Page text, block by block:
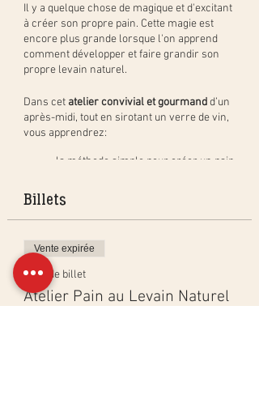
Il y a quelque chose de magique et d'excitant
à créer son propre pain. Cette magie est
encore plus grande lorsque l'on apprend
comment développer et faire grandir son
propre levain naturel.
Dans cet atelier convivial et gourmandd’un
après-midi, tout en sirotant un verre de vin,
vous apprendrez:
la méthode simple pour créer un pain
en pratique. Vous repartirez avec
votre pâton à cuire à la maison (pain
de 400gr) et cuirez un pain en groupe
à déguster pendant l'apéritif;
comment créer, activer et entretenir
un levain naturel ainsi que les
les différentes techniques de cuisson
Billets
Vente expirée
Type de billet
Atelier Pain au Levain Naturel